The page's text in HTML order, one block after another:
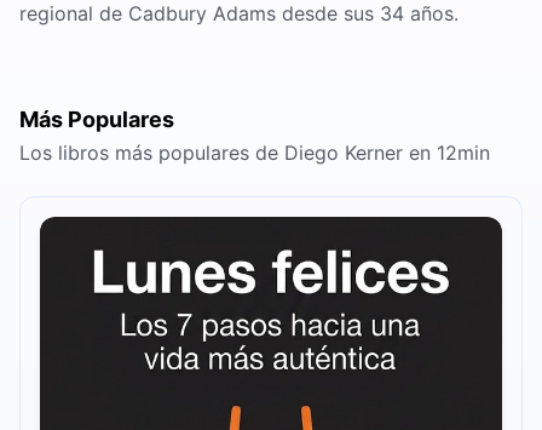
regional de Cadbury Adams desde sus 34 años.
Más Populares
Los libros más populares de Diego Kerner en 12min